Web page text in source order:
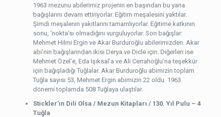
1963 mezunu abilerimiz projenin en başından bu yana
bağışlarını devam ettiriyorlar. Eğitim meşalesini yaktılar.
Şimdi meşalenin yakıtlarını tamamlıyorlar. Eğitime katkının
sonu, ‘nokta’sı olmadığını vurguluyorlar. Son bağışlar:
Mehmet Hilmi Ergin ve Akar Burduroğlu abilerimizden. Akar
abi’nin bağışlarından ikisi Derya ve Dicle için. Diğerleri ise
Mehmet Özel’e, Eda Işıksal’a ve Ali Cerrahoğlu’na teşekkür
için bağışladığı Tuğlalar. Akar Burduroğlu abimizin toplam
Tuğla sayısı 53, Mehmet Ergin abimizin 22 oldu. 1963
dönemi toplamda 508 Tuğlaya ulaştılar.
Stickler’ın Dili Olsa / Mezun Kitapları / 130. Yıl Pulu – 4
Tuğla